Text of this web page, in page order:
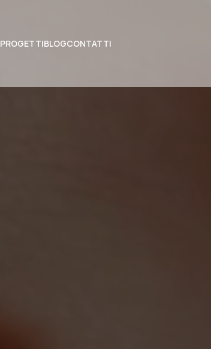
PROGETTIBLOGCONTATTI